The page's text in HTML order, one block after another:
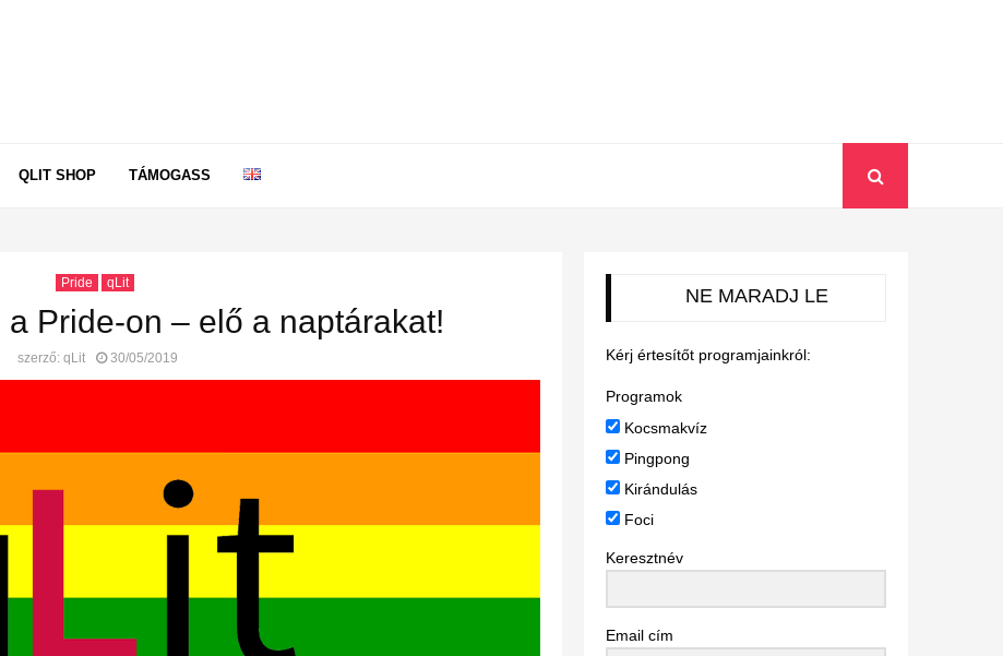
QLIT SHOP TÁMOGASS
Pride qLit
Pride-on – elő a naptárakat!
szerző: qLit 30/05/2019
NE MARADJ LE
Kérj értesítőt programjainkról:
Programok
Kocsmakvíz
Pingpong
Kirándulás
Foci
Keresztnév
Email cím